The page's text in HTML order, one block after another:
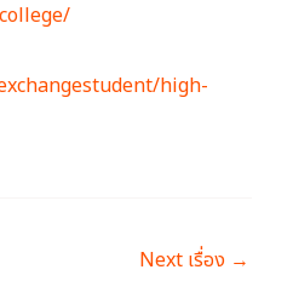
high-
Next เรื่อง →